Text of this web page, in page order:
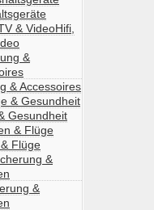
Hifi,
& Accessoires
Gesundheit
Flüge
&